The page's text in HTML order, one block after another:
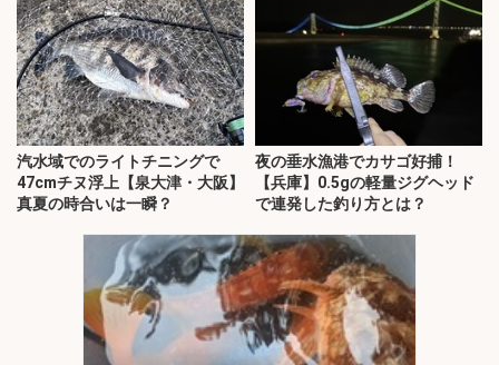
汽水域でのライトチニングで
47cmチヌ浮上【泉大津・大阪】
真夏の時合いは一瞬？
夜の垂水漁港でカサゴ好捕！
【兵庫】0.5gの軽量ジグヘッド
で連発した釣り方とは？